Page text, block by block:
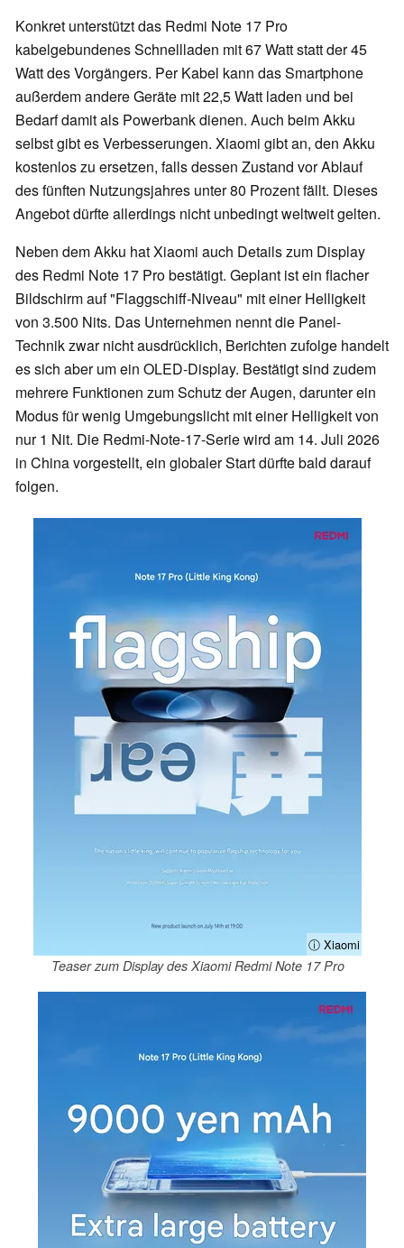
Konkret unterstützt das Redmi Note 17 Pro
kabelgebundenes Schnellladen mit 67 Watt statt der 45
Watt des Vorgängers. Per Kabel kann das Smartphone
außerdem andere Geräte mit 22,5 Watt laden und bei
Bedarf damit als Powerbank dienen. Auch beim Akku
selbst gibt es Verbesserungen. Xiaomi gibt an, den Akku
kostenlos zu ersetzen, falls dessen Zustand vor Ablauf
des fünften Nutzungsjahres unter 80 Prozent fällt. Dieses
Angebot dürfte allerdings nicht unbedingt weltweit gelten.
Neben dem Akku hat Xiaomi auch Details zum Display
des Redmi Note 17 Pro bestätigt. Geplant ist ein flacher
Bildschirm auf "Flaggschiff-Niveau" mit einer Helligkeit
von 3.500 Nits. Das Unternehmen nennt die Panel-
Technik zwar nicht ausdrücklich, Berichten zufolge handelt
es sich aber um ein OLED-Display. Bestätigt sind zudem
mehrere Funktionen zum Schutz der Augen, darunter ein
Modus für wenig Umgebungslicht mit einer Helligkeit von
nur 1 Nit. Die Redmi-Note-17-Serie wird am 14. Juli 2026
in China vorgestellt, ein globaler Start dürfte bald darauf
folgen.
ⓘ Xiaomi
Teaser zum Display des Xiaomi Redmi Note 17 Pro